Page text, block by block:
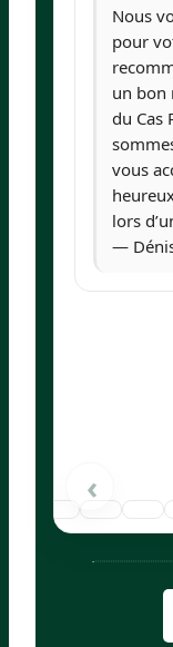
Nous
pour
un bon
du Cas
vous
lors
—
‹